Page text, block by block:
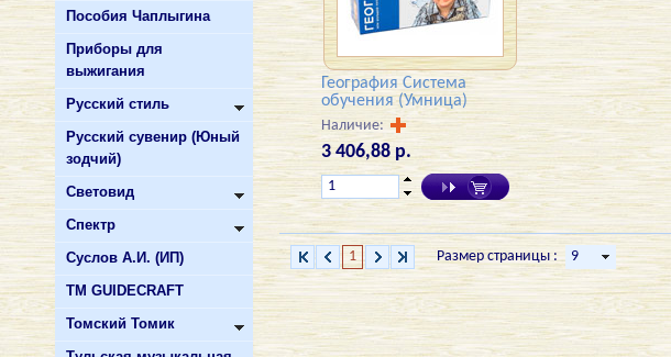
Пособия Чаплыгина
Приборы для
выжигания
Русский стиль
Русский сувенир (Юный
зодчий)
Световид
Спектр
Суслов А.И. (ИП)
ТМ GUIDECRAFT
Томский Томик
География Система
обучения (Умница)
Наличие:
3 406,88 р.
1 Размер страницы :